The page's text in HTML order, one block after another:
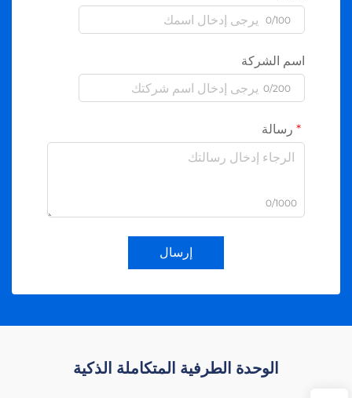
0/100
اسم الشركة
0/200
رسالة
0/1000
إرسال
الوحدة الطرفية المتكاملة الذكية